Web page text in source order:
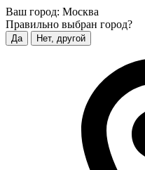
Ваш город: Москва
Правильно выбран город?
Да Нет, другой